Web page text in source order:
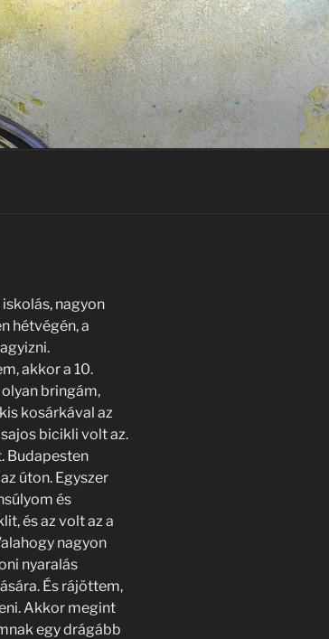
nagyon
hétvégén, a
akkor a 10.
bringám,
kosárkával az
bicikli volt az.
Budapesten
úton. Egyszer
és
és az volt az a
nagyon
nyaralás
És rájöttem,
Akkor megint
egy drágább